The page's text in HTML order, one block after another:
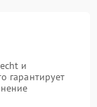
и
гарантирует